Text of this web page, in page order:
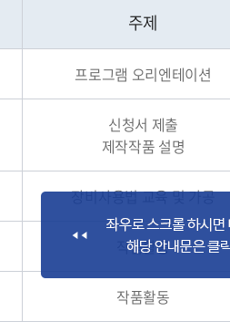
주제
프로그램 오리엔테이션
신청서 제출
제작작품 설명
장비사용법 교육 및 가공
작품활동
작품활동